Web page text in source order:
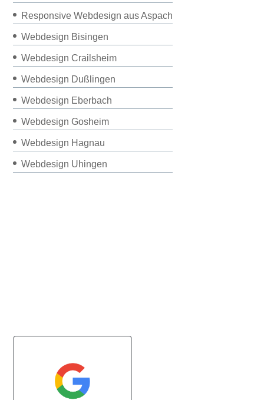
Responsive Webdesign aus Aspach
Webdesign Bisingen
Webdesign Crailsheim
Webdesign Dußlingen
Webdesign Eberbach
Webdesign Gosheim
Webdesign Hagnau
Webdesign Uhingen